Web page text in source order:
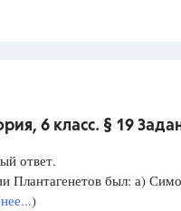
6 класс. § 19
ответ.
Плантагенетов был: а)
)